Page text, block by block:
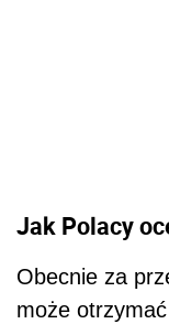
Jak Polacy
Obecnie za
może